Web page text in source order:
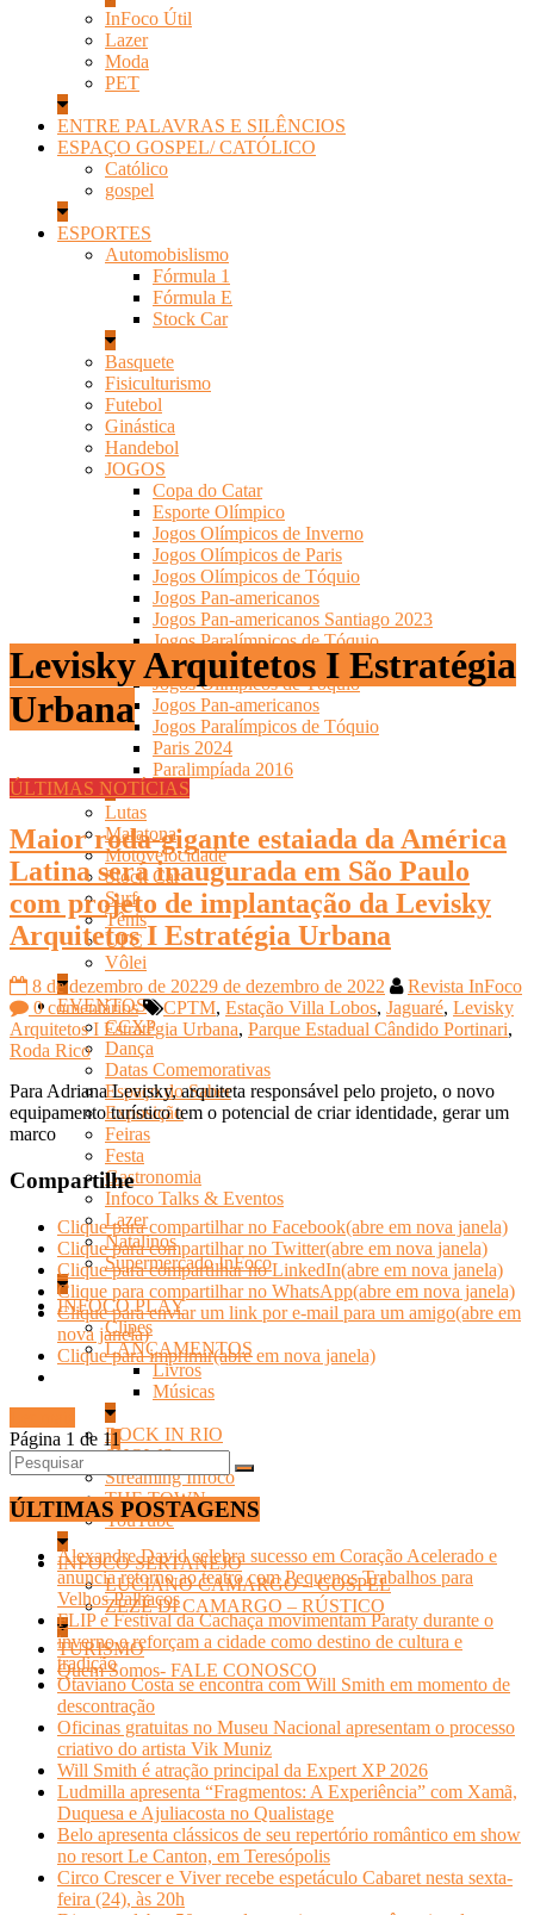
InFoco Útil
Lazer
Moda
PET
ENTRE PALAVRAS E SILÊNCIOS
ESPAÇO GOSPEL/ CATÓLICO
Católico
gospel
ESPORTES
Automobislismo
Fórmula 1
Fórmula E
Stock Car
Basquete
Fisiculturismo
Futebol
Ginástica
Handebol
JOGOS
Copa do Catar
Esporte Olímpico
Jogos Olímpicos de Inverno
Jogos Olímpicos de Paris
Jogos Olímpicos de Tóquio
Jogos Pan-americanos
Jogos Pan-americanos Santiago 2023
Jogos Paralímpicos de Tóquio
Olimpíadas-2016
Jogos Olímpicos de Tóquio
Jogos Pan-americanos
Jogos Paralímpicos de Tóquio
Paris 2024
Paralimpíada 2016
Lutas
Maratona
Motovelocidade
Stock Car
Surf
Tênis
UFC
Vôlei
EVENTOS
CCXP
Dança
Datas Comemorativas
Espaço do Saber
Exposição
Feiras
Festa
Gastronomia
Infoco Talks & Eventos
Lazer
Natalinos
Supermercado InFoco
INFOCO PLAY
Clipes
LANÇAMENTOS
Livros
Músicas
ROCK IN RIO
SHOWS
Streaming Infoco
THE TOWN
YouTube
INFOCO SERTANEJO
LUCIANO CAMARGO – GOSPEL
ZEZÉ DI CAMARGO – RÚSTICO
TURISMO
Quem Somos- FALE CONOSCO
Levisky Arquitetos I Estratégia
Urbana
ÚLTIMAS NOTÍCIAS
Maior roda-gigante estaiada da América
Latina será inaugurada em São Paulo
com projeto de implantação da Levisky
Arquitetos I Estratégia Urbana
8 de dezembro de 20229 de dezembro de 2022
Revista InFoco
0 comentários
CPTM, Estação Villa Lobos, Jaguaré, Levisky
Arquitetos I Estratégia Urbana, Parque Estadual Cândido Portinari,
Roda Rico
Para Adriana Levisky, arquiteta responsável pelo projeto, o novo
equipamento turístico tem o potencial de criar identidade, gerar um
marco
Compartilhe
Clique para compartilhar no Facebook(abre em nova janela)
Clique para compartilhar no Twitter(abre em nova janela)
Clique para compartilhar no LinkedIn(abre em nova janela)
Clique para compartilhar no WhatsApp(abre em nova janela)
Clique para enviar um link por e-mail para um amigo(abre em
nova janela)
Clique para imprimir(abre em nova janela)
Página 1 de 11
ÚLTIMAS POSTAGENS
Alexandre David celebra sucesso em Coração Acelerado e
anuncia retorno ao teatro com Pequenos Trabalhos para
Velhos Palhaços
FLIP e Festival da Cachaça movimentam Paraty durante o
inverno e reforçam a cidade como destino de cultura e
tradição
Otaviano Costa se encontra com Will Smith em momento de
descontração
Oficinas gratuitas no Museu Nacional apresentam o processo
criativo do artista Vik Muniz
Will Smith é atração principal da Expert XP 2026
Ludmilla apresenta “Fragmentos: A Experiência” com Xamã,
Duquesa e Ajuliacosta no Qualistage
Belo apresenta clássicos de seu repertório romântico em show
no resort Le Canton, em Teresópolis
Circo Crescer e Viver recebe espetáculo Cabaret nesta sexta-
feira (24), às 20h